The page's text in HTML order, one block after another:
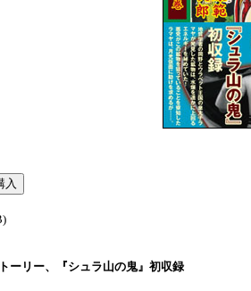
ーリー、『シュラ山の鬼』初収録